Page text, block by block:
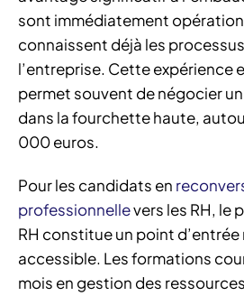
sont immédiatement
connaissent déjà les
l’entreprise. Cette expérience
permet souvent de négocier
dans la fourchette haute,
000 euros.
Pour les candidats en
professionnellevers les RH, le
RH constitue un point
accessible. Les formations
mois en gestion des